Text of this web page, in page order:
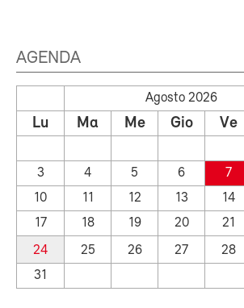
AGENDA
Agosto 2026
Lu Ma Me Gio Ve
3
4 5 6 7
10
11 12 13 14
17
18 19 20 21
24
25 26 27 28
31